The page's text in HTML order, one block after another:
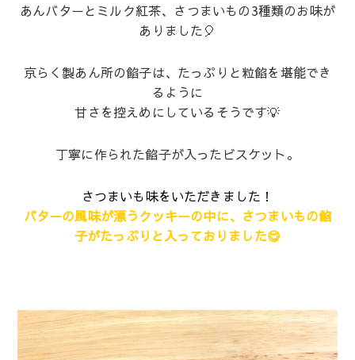
あんバターとミルク紅茶、さつまいもの3種類のお味が
ありました🎈
京らく製あん所の餡子は、たっぷりと粒餡を堪能でき
るように
甘さを控えめにしているそうです💡
丁寧に作られた餡子が入ったビスケット。
さつまいも味をいただきました！
バターの風味が漂うクッキーの中に、さつまいもの餡
子がたっぷりと入っておりました😋